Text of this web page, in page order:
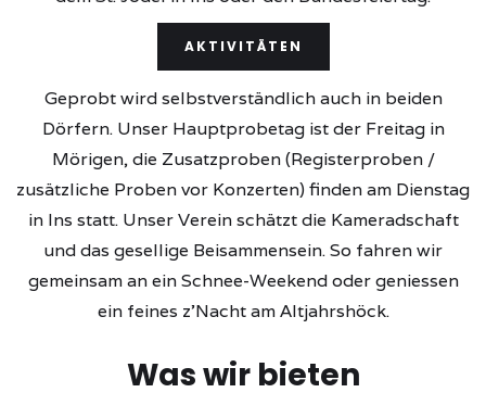
AKTIVITÄTEN
Geprobt wird selbstverständlich auch in beiden
Dörfern. Unser Hauptprobetag ist der Freitag in
Mörigen, die Zusatzproben (Registerproben /
zusätzliche Proben vor Konzerten) finden am Dienstag
in Ins statt. Unser Verein schätzt die Kameradschaft
und das gesellige Beisammensein. So fahren wir
gemeinsam an ein Schnee-Weekend oder geniessen
ein feines z'Nacht am Altjahrshöck.
Was wir bieten